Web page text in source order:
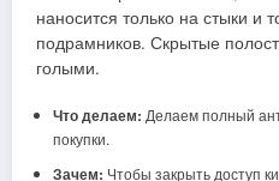
наносится только на стыки и
подрамников. Скрытые
голыми.
Что делаем: Делаем полный
покупки.
Зачем: Чтобы закрыть доступ